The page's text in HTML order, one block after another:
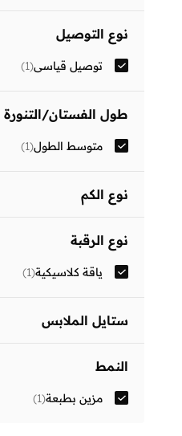
ر.ع
انطلق
نوع التوصيل
توصيل قياسي(
1
)
طول الفستان/التنورة
متوسط الطول(
1
)
نوع الكم
نوع الرقبة
ياقة كلاسيكية(
1
)
ستايل الملابس
النمط
مزين بطبعة(
1
)